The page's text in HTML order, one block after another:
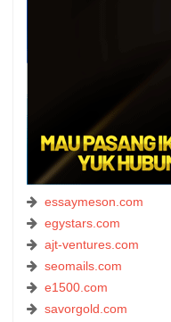
essaymeson.com
egystars.com
ajt-ventures.com
seomails.com
e1500.com
savorgold.com